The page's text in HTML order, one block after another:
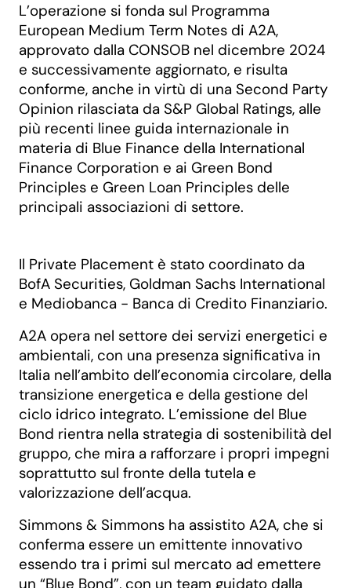
L’operazione si fonda sul Programma
European Medium Term Notes di A2A,
approvato dalla CONSOB nel dicembre 2024
e successivamente aggiornato, e risulta
conforme, anche in virtù di una Second Party
Opinion rilasciata da S&P Global Ratings, alle
più recenti linee guida internazionale in
materia di Blue Finance della International
Finance Corporation e ai Green Bond
Principles e Green Loan Principles delle
principali associazioni di settore.
Il Private Placement è stato coordinato da
BofA Securities, Goldman Sachs International
e Mediobanca - Banca di Credito Finanziario.
A2A opera nel settore dei servizi energetici e
ambientali, con una presenza significativa in
Italia nell’ambito dell’economia circolare, della
transizione energetica e della gestione del
ciclo idrico integrato. L’emissione del Blue
Bond rientra nella strategia di sostenibilità del
gruppo, che mira a rafforzare i propri impegni
soprattutto sul fronte della tutela e
valorizzazione dell’acqua.
Simmons & Simmons ha assistito A2A, che si
conferma essere un emittente innovativo
essendo tra i primi sul mercato ad emettere
un “Blue Bond”, con un team guidato dalla